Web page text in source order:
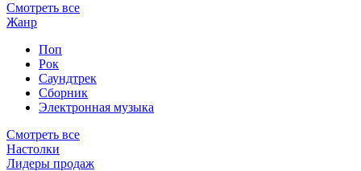
Смотреть все
Жанр
Поп
Рок
Саундтрек
Сборник
Электронная музыка
Смотреть все
Настолки
Лидеры продаж